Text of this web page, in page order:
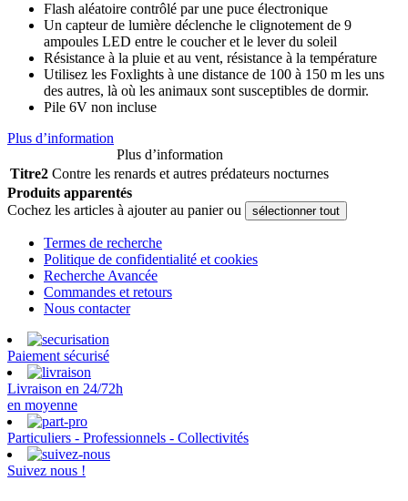
Flash aléatoire contrôlé par une puce électronique
Un capteur de lumière déclenche le clignotement de 9
ampoules LED entre le coucher et le lever du soleil
Résistance à la pluie et au vent, résistance à la température
Utilisez les Foxlights à une distance de 100 à 150 m les uns
des autres, là où les animaux sont susceptibles de dormir.
Pile 6V non incluse
Plus d’information
Plus d’information
Titre2 Contre les renards et autres prédateurs nocturnes
Produits apparentés
Cochez les articles à ajouter au panier ou
sélectionner tout
Termes de recherche
Politique de confidentialité et cookies
Recherche Avancée
Commandes et retours
Nous contacter
Paiement sécurisé
Livraison en 24/72h
en moyenne
Particuliers - Professionnels - Collectivités
Suivez nous !